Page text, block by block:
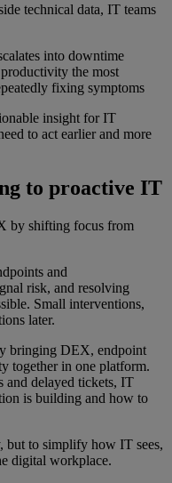
technical data, IT teams
into downtime
the most
fixing symptoms
insight for IT
to act earlier and more
to proactive IT
by shifting focus from
and
risk, and resolving
Small interventions,
later.
bringing DEX, endpoint
together in one platform.
and delayed tickets, IT
is building and how to
but to simplify how IT sees,
digital workplace.